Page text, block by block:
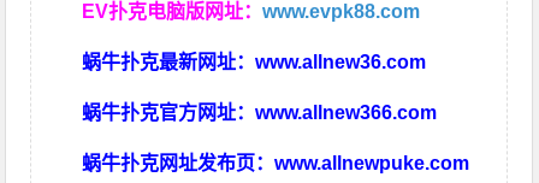
EV扑克电脑版网址：www.evpk88.com
蜗牛扑克最新网址：www.allnew36.com
蜗牛扑克官方网址：www.allnew366.com
蜗牛扑克网址发布页：www.allnewpuke.com